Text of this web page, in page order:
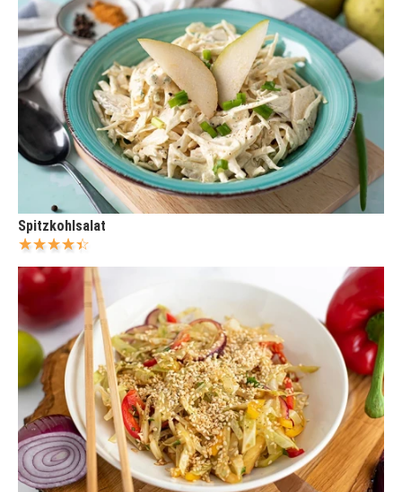
Spitzkohlsalat